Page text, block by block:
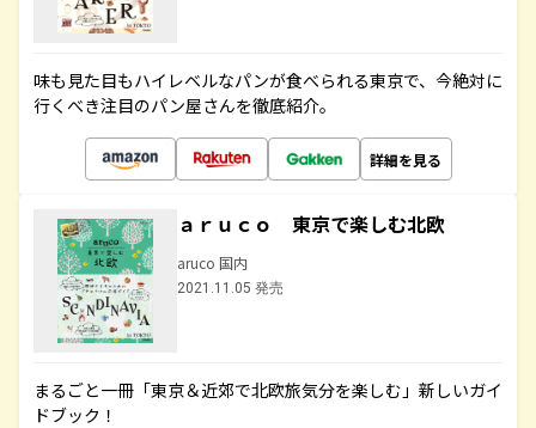
味も見た目もハイレベルなパンが食べられる東京で、今絶対に
行くべき注目のパン屋さんを徹底紹介。
詳細を見る
ａｒｕｃｏ 東京で楽しむ北欧
aruco 国内
2021.11.05 発売
まるごと一冊「東京＆近郊で北欧旅気分を楽しむ」新しいガイ
ドブック！